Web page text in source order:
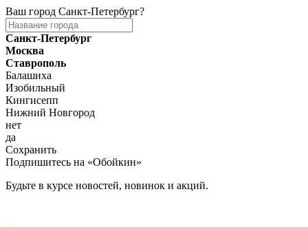
Ваш город Санкт-Петербург?
Санкт-Петербург
Москва
Ставрополь
Балашиха
Изобильный
Кингисепп
Нижний Новгород
нет
да
Сохранить
Подпишитесь на «Обойкин»
Будьте в курсе новостей, новинок и акций.